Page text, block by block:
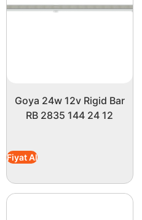
Goya 24w 12v Rigid Bar
RB 2835 144 24 12
Fiyat Al